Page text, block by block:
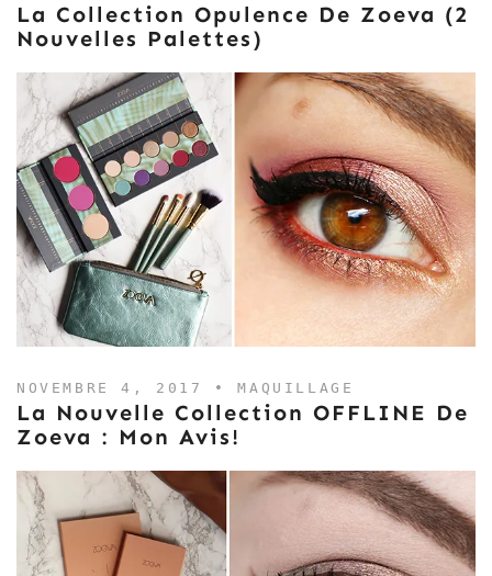
La Collection Opulence De Zoeva (2
Nouvelles Palettes)
NOVEMBRE 4, 2017 •MAQUILLAGE
La Nouvelle Collection OFFLINE De
Zoeva : Mon Avis!